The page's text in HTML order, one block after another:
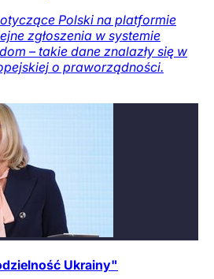
Polski na platformie
zgłoszenia w systemie
– takie dane znalazły się w
o praworządności.
Ukrainy"